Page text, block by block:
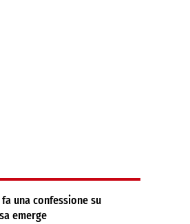
una confessione su
emerge